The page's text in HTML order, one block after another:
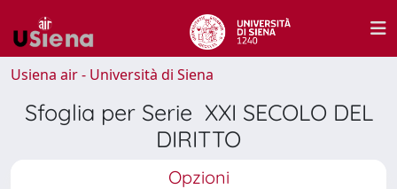
Usiena air - Università di Siena
Sfoglia per Serie XXI SECOLO DEL
DIRITTO
Opzioni